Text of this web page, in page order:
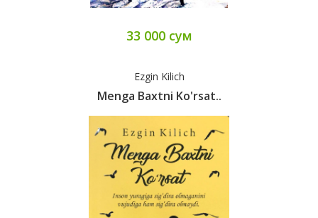
33 000 сум
Ezgin Kilich
Menga Baxtni Ko'rsat..